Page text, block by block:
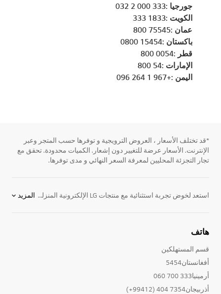
جورجيا :333 000 2 032
الكويت :1833 333
عمان :75545 800
باكستان :15454 0800
قطر :0054 800
الإمارات :54 800
اليمن :+967 1 264 096
*قد تختلف الأسعار ، العروض الترويجية و توفرها حسب المتجر وعبر
الإنترنت. الأسعار عرضة للتغيير دون إشعار. الكميات محدودة. تحقق مع
تجار التجزئة المحليين لمعرفة السعر النهائي و مدى توفرها.
استعد لخوض تجربة استثنائية مع منتجات LG الإلكترونية المنزلية الرائدة التي تفوق توقعاتك فيما يتعلق بأنظمة الترفيه المنزلي. سواء كنت ترغب في مشاهدة أفلامك المفضلة على أفضل التلفزيونات الذكية، أو الاستمتاع بالألعاب والفيديو، فإن LG ستوفر لك كل ما تحتاج إليه لخلق تجربة ترفيهية رائعة. اكتشف الآن مجموعة واسعة من تلفزيونات LG التي تتضمن تلفزيونات ذكية وتلفزيونات OLED، بالإضافة إلى أجهزة العرض المنزلية التي تتناسب مع جميع احتياجاتك. ستجد لدينا كل ما تحلم به لتعزيز تجربة المشاهدة والاستمتاع بأعلى جودة صوت وصورة. استكشف الآن واستمتع بأفضل ما تقدمه LG في عالم الترفيه المنزلي. المزيد
هاتف
قسم المستهلكين
أفغانستان5454
أرمينيا333 700 060
أذربيجان7354 404 (99412+)